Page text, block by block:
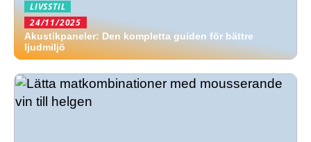
LIVSSTIL
24/11/2025
Akustikpaneler: Den kompletta guiden för bättre
ljudmiljö